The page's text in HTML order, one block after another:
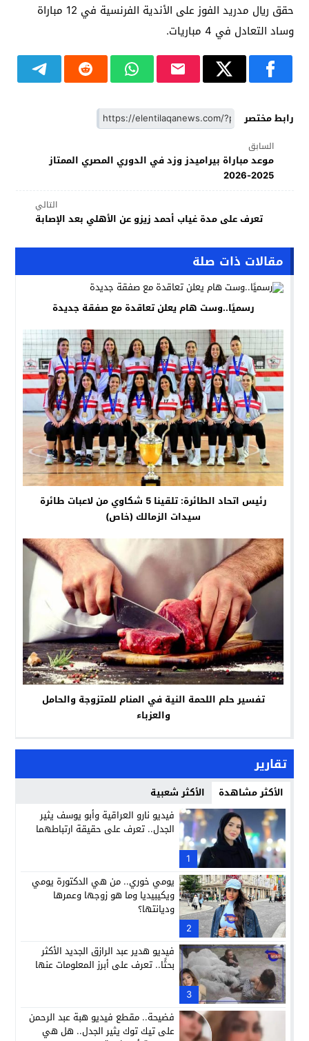
حقق ريال مدريد الفوز على الأندية الفرنسية في 12 مباراة
وساد التعادل في 4 مباريات.
رابط مختصر
السابق
موعد مباراة بيراميدز وزد في الدوري المصري الممتاز
2025-2026
التالي
تعرف على مدة غياب أحمد زيزو عن الأهلي بعد الإصابة
مقالات ذات صلة
رسميًا..وست هام يعلن تعاقدة مع صفقة جديدة
رئيس اتحاد الطائرة: تلقينا 5 شكاوي من لاعبات طائرة
سيدات الزمالك (خاص)
تفسير حلم اللحمة النية في المنام للمتزوجة والحامل
والعزباء
تقارير
الأكثر مشاهدة الأكثر شعبية
1
فيديو نارو العراقية وأبو يوسف يثير
الجدل.. تعرف على حقيقة ارتباطهما
2
يومي خوري.. من هي الدكتورة يومي
ويكيبيديا وما هو زوجها وعمرها
وديانتها؟
3
فيديو هدير عبد الرازق الجديد الأكثر
بحثًا.. تعرف على أبرز المعلومات عنها
فضيحة.. مقطع فيديو هبة عبد الرحمن
على تيك توك يثير الجدل.. هل هي